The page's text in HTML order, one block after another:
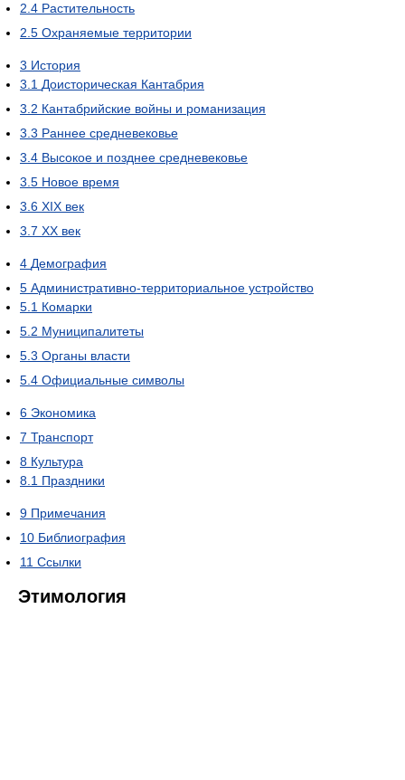
2.4 Растительность
2.5 Охраняемые территории
3 История
3.1 Доисторическая Кантабрия
3.2 Кантабрийские войны и романизация
3.3 Раннее средневековье
3.4 Высокое и позднее средневековье
3.5 Новое время
3.6 XIX век
3.7 XX век
4 Демография
5 Административно-территориальное устройство
5.1 Комарки
5.2 Муниципалитеты
5.3 Органы власти
5.4 Официальные символы
6 Экономика
7 Транспорт
8 Культура
8.1 Праздники
9 Примечания
10 Библиография
11 Ссылки
Этимология